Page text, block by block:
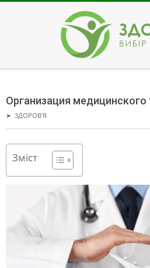
ЗДОРОВ'Я
Menu
Организация медицинского
➤ ЗДОРОВ'Я
Зміст